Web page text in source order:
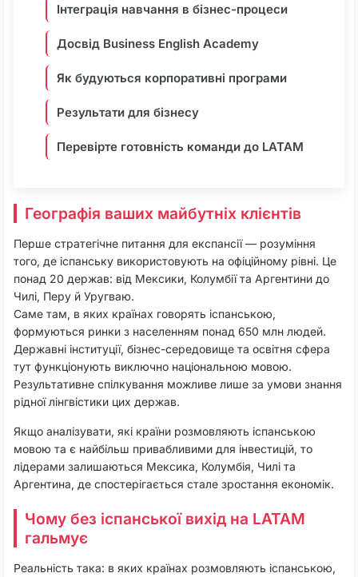
Інтеграція навчання в бізнес-процеси
Досвід Business English Academy
Як будуються корпоративні програми
Результати для бізнесу
Перевірте готовність команди до LATAM
Географія ваших майбутніх клієнтів
Перше стратегічне питання для експансії — розуміння
того, де іспанську використовують на офіційному рівні. Це
понад 20 держав: від Мексики, Колумбії та Аргентини до
Чилі, Перу й Уругваю.
Саме там, в яких країнах говорять іспанською,
формуються ринки з населенням понад 650 млн людей.
Державні інституції, бізнес-середовище та освітня сфера
тут функціонують виключно національною мовою.
Результативне спілкування можливе лише за умови знання
рідної лінгвістики цих держав.
Якщо аналізувати, які країни розмовляють іспанською
мовою та є найбільш привабливими для інвестицій, то
лідерами залишаються Мексика, Колумбія, Чилі та
Аргентина, де спостерігається стале зростання економік.
Чому без іспанської вихід на LATAM
гальмує
Реальність така: в яких країнах розмовляють іспанською,